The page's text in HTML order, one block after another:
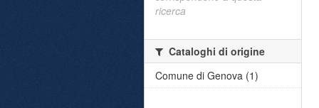
ricerca
Cataloghi di origine
Comune di Genova (1)